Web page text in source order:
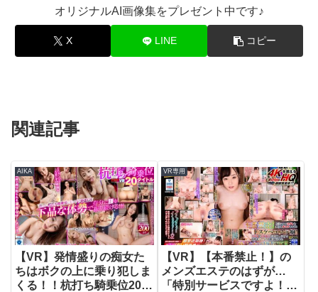
オリジナルAI画像集をプレゼント中です♪
X LINE コピー
関連記事
AIKA
【VR】発情盛りの痴女た
ちはボクの上に乗り犯しま
くる！！杭打ち騎乗位20タ
VR専用
【VR】【本番禁止！】の
メンズエステのはずが…
「特別サービスですよ！」